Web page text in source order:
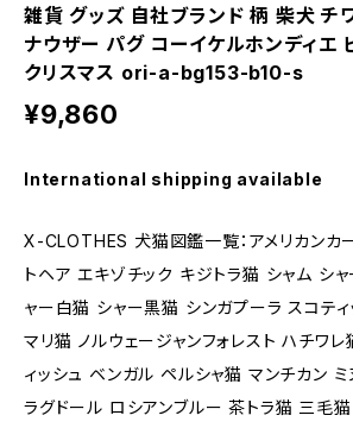
雑貨 グッズ 自社ブランド 柄 柴犬 チ
ナウザー パグ コーイケルホンディエ
クリスマス ori-a-bg153-b10-s
¥9,860
International shipping available
X-CLOTHES 犬猫図鑑一覧：アメリカンカ
トヘア エキゾチック キジトラ猫 シャム シ
ャー白猫 シャー黒猫 シンガプーラ スコティ
マリ猫 ノルウェージャンフォレスト ハチワ
ィッシュ ベンガル ペルシャ猫 マンチカン ミ
ラグドール ロシアンブルー 茶トラ猫 三毛